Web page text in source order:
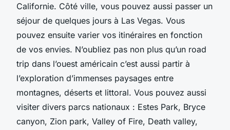
Californie. Côté ville, vous pouvez aussi passer un
séjour de quelques jours à Las Vegas. Vous
pouvez ensuite varier vos itinéraires en fonction
de vos envies. N’oubliez pas non plus qu’un road
trip dans l’ouest américain c’est aussi partir à
l’exploration d’immenses paysages entre
montagnes, déserts et littoral. Vous pouvez aussi
visiter divers parcs nationaux : Estes Park, Bryce
canyon, Zion park, Valley of Fire, Death valley,